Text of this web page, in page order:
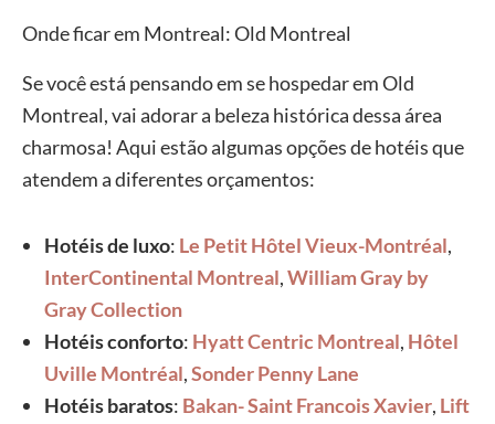
Onde ficar em Montreal: Old Montreal
Se você está pensando em se hospedar em Old
Montreal, vai adorar a beleza histórica dessa área
charmosa! Aqui estão algumas opções de hotéis que
atendem a diferentes orçamentos:
Hotéis de luxo: Le Petit Hôtel Vieux-Montréal,
InterContinental Montreal,William Gray by
Gray Collection
Hotéis conforto: Hyatt Centric Montreal, Hôtel
Uville Montréal,Sonder Penny Lane
Hotéis baratos: Bakan- Saint Francois Xavier, Lift